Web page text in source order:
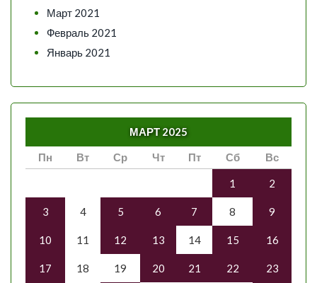
Март 2021
Февраль 2021
Январь 2021
МАРТ 2025
Пн
Вт Ср Чт Пт Сб Вс
1 2
3 4 5 6 7 8 9
10 11 12 13 14 15 16
17 18 19 20 21 22 23